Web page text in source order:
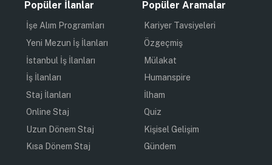
Popüler İlanlar
İşe Alım Programları
Yeni Mezun İş İlanları
İstanbul İş İlanları
İş İlanları
Staj İlanları
Online Staj
Uzun Dönem Staj
Kısa Dönem Staj
Popüler Aramalar
Kariyer Tavsiyeleri
Özgeçmiş
Mülakat
Humanspire
İlham
Quiz
Kişisel Gelişim
Gündem